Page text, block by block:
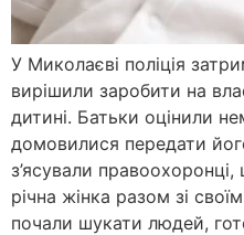
У Миколаєві поліція
вирішили заробити на
дитині. Батьки оцінили
домовилися передати
з’ясували правоохоронці,
річна жінка разом зі
почали шукати людей,